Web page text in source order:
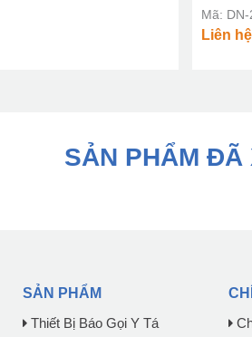
Mã:
Liên hệ
SẢN PHẨM ĐÃ
SẢN PHẨM
Thiết Bị Báo Gọi Y Tá